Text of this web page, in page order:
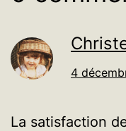
4
La satisfaction